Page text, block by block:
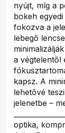
nyújt, míg a
bokeh
fokozva a
lebegő
a végtelentől
kapsz. A
lehetővé
jelenetbe –
optika,